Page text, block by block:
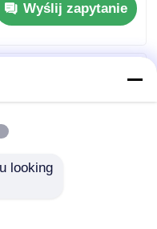
ciśnienia
Wyślij zapytanie
looking